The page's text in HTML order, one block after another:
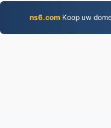
ns6.com Koop uw